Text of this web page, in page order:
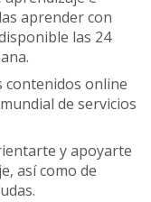
aprender con
las 24
contenidos online
de servicios
y apoyarte
así como de